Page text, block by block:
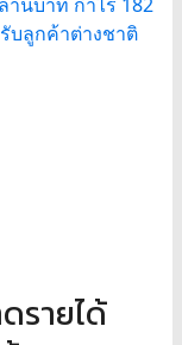
รายได้